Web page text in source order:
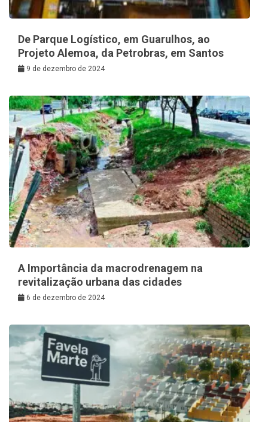
De Parque Logístico, em Guarulhos, ao
Projeto Alemoa, da Petrobras, em Santos
9 de dezembro de 2024
A Importância da macrodrenagem na
revitalização urbana das cidades
6 de dezembro de 2024